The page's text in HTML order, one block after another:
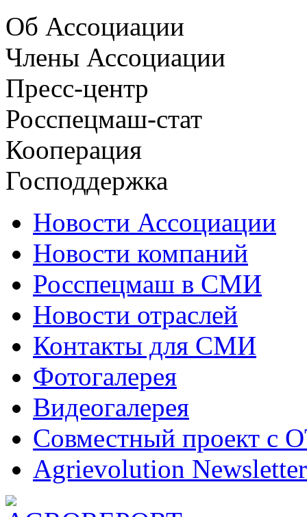
Об Ассоциации
Члены Ассоциации
Пресс-центр
Росспецмаш-стат
Кооперация
Господдержка
Новости Ассоциации
Новости компаний
Росспецмаш в СМИ
Новости отраслей
Контакты для СМИ
Фотогалерея
Видеогалерея
Совместный проект с
Agrievolution Newsletter